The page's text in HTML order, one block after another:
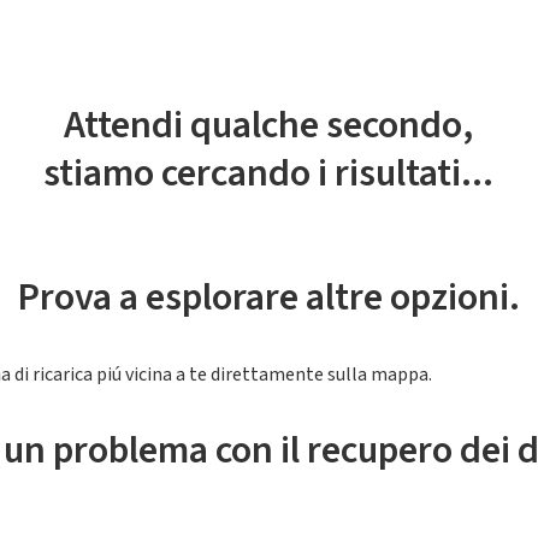
Attendi qualche secondo,
stiamo cercando i risultati...
Prova a esplorare altre opzioni.
ricarica piú vicina a te direttamente sulla mappa.
problema con il recupero dei